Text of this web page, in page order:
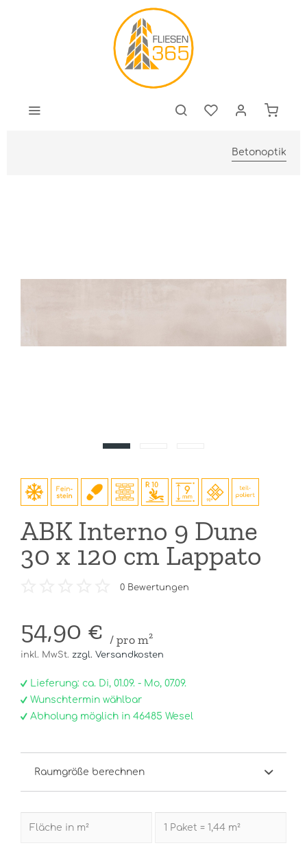
Betonoptik
ABK Interno 9 Dune
30 x 120 cm Lappato
0 Bewertungen
54,90 € / pro m²
inkl. MwSt. zzgl. Versandkosten
Lieferung: ca. Di, 01.09. - Mo, 07.09.
Wunschtermin wählbar
Abholung möglich in 46485 Wesel
Raumgröße berechnen